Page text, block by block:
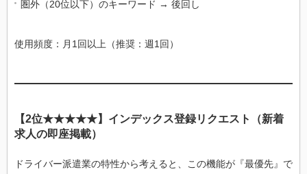
圏外（20位以下）のキーワード → 後回し
使用頻度：月1回以上（推奨：週1回）
【2位★★★★★】インデックス登録リクエスト（新着
求人の即座掲載）
ドライバー派遣業の特性から考えると、この機能が『最優先』で